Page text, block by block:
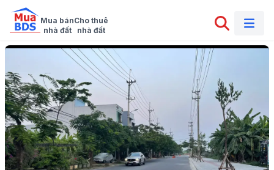
Mua bán
nhà đất
Cho thuê
nhà đất